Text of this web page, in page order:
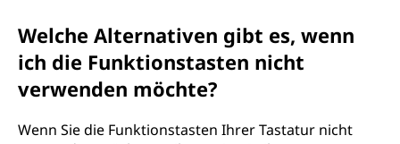
Welche Alternativen gibt es, wenn
ich die Funktionstasten nicht
verwenden möchte?
Wenn Sie die Funktionstasten Ihrer Tastatur nicht